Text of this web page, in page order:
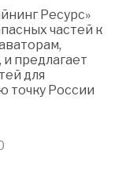
Ресурс»
частей к
предлагает
для
точку России